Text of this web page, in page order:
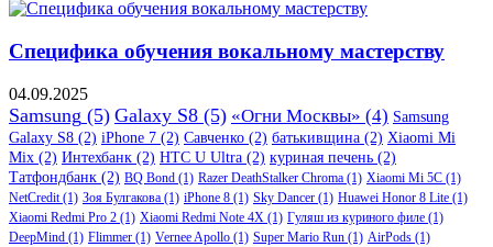
Специфика обучения вокальному мастерству
04.09.2025
Samsung (5) Galaxy S8 (5) «Огни Москвы» (4) Samsung
Galaxy S8 (2) iPhone 7 (2) Савченко (2) батькивщина (2) Xiaomi Mi
Mix (2) Интехбанк (2) HTC U Ultra (2) куриная печень (2)
Татфондбанк (2) BQ Bond (1) Razer DeathStalker Chroma (1) Xiaomi Mi 5C (1)
NetCredit (1) Зоя Булгакова (1) iPhone 8 (1) Sky Dancer (1) Huawei Honor 8 Lite (1)
Xiaomi Redmi Pro 2 (1) Xiaomi Redmi Note 4X (1) Гуляш из куриного филе (1)
DeepMind (1) Flimmer (1) Vernee Apollo (1) Super Mario Run (1) AirPods (1)